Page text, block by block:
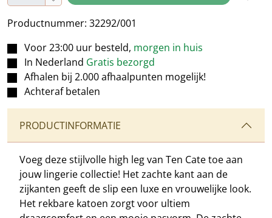
Productnummer: 32292/001
Voor 23:00 uur besteld, morgen in huis
In Nederland Gratis bezorgd
Afhalen bij 2.000 afhaalpunten mogelijk!
Achteraf betalen
PRODUCTINFORMATIE
Voeg deze stijlvolle high leg van Ten Cate toe aan
jouw lingerie collectie! Het zachte kant aan de
zijkanten geeft de slip een luxe en vrouwelijke look.
Het rekbare katoen zorgt voor ultiem